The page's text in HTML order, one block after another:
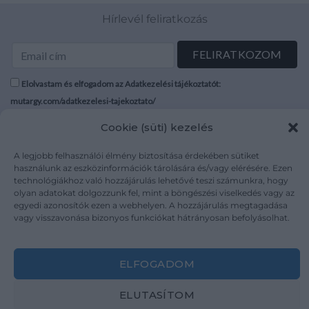
Cookie (süti) kezelés
A legjobb felhasználói élmény biztosítása érdekében sütiket
használunk az eszközinformációk tárolására és/vagy elérésére. Ezen
technológiákhoz való hozzájárulás lehetővé teszi számunkra, hogy
olyan adatokat dolgozzunk fel, mint a böngészési viselkedés vagy az
egyedi azonosítók ezen a webhelyen. A hozzájárulás megtagadása
vagy visszavonása bizonyos funkciókat hátrányosan befolyásolhat.
ELFOGADOM
ELUTASÍTOM
Hírlevél feliratkozás
Elolvastam és elfogadom az Adatkezelési tájékoztatót:
mutargy.com/adatkezelesi-tajekoztato/
Médiaajánlat
Karrier
Kapcsolat
Áraink
ÁSZF
Adatvédelem
Impresszum